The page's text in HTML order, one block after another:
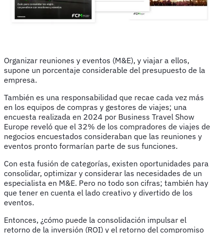
Organizar reuniones y eventos (M&E), y viajar a ellos,
supone un porcentaje considerable del presupuesto de la
empresa.
También es una responsabilidad que recae cada vez más
en los equipos de compras y gestores de viajes; una
encuesta realizada en 2024 por Business Travel Show
Europe reveló que el 32% de los compradores de viajes de
negocios encuestados consideraban que las reuniones y
eventos pronto formarían parte de sus funciones.
Con esta fusión de categorías, existen oportunidades para
consolidar, optimizar y considerar las necesidades de un
especialista en M&E. Pero no todo son cifras; también hay
que tener en cuenta el lado creativo y divertido de los
eventos.
Entonces, ¿cómo puede la consolidación impulsar el
retorno de la inversión (ROI) y el retorno del compromiso